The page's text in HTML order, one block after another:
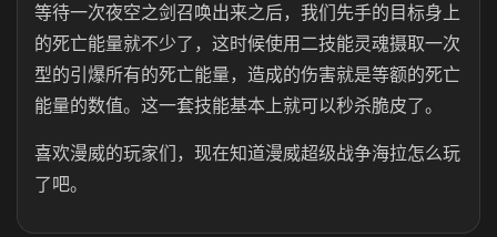
等待一次夜空之剑召唤出来之后，我们先手的目标身上
的死亡能量就不少了，这时候使用二技能灵魂摄取一次
型的引爆所有的死亡能量，造成的伤害就是等额的死亡
能量的数值。这一套技能基本上就可以秒杀脆皮了。
喜欢漫威的玩家们，现在知道漫威超级战争海拉怎么玩
了吧。